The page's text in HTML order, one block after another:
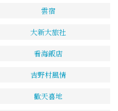
雲宿
大新大旅社
看海飯店
吉野村風情
歡天喜地